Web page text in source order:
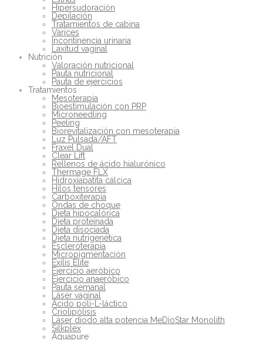
Hipersudoración
Depilación
Tratamientos de cabina
Varices
Incontinencia urinaria
Laxitud vaginal
Nutrición
Valoración nutricional
Pauta nutricional
Pauta de ejercicios
Tratamientos
Mesoterapia
Bioestimulación con PRP
Microneedling
Peeling
Biorevitalización con mesoterapia
Luz Pulsada/AFT
Fraxel Dual
Clear Lift
Rellenos de ácido hialurónico
Thermage FLX
Hidroxiapatita cálcica
Hilos tensores
Carboxiterapia
Ondas de choque
Dieta hipocalórica
Dieta proteinada
Dieta disociada
Dieta nutrigenética
Escleroterapia
Micropigmentación
Exilis Elite
Ejercicio aeróbico
Ejercicio anaeróbico
Pauta semanal
Láser vaginal
Ácido poli-L-láctico
Criolipólisis
Láser diodo alta potencia MeDioStar Monolith
Silkplex
Aquapure